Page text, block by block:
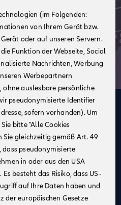
undstarke Marke
, da keine Agentur
(im Folgenden:
von Ihrem Gerät bzw.
oder auf unseren Servern.
Funktion der Webseite, Social
Nachrichten, Werbung
Werbepartnern
ohne auslesbare persönliche
pseudonymisierte Identifier
sofern vorhanden). Um
bitte "Alle Cookies
Sie gleichzeitig gemäß Art. 49
dass pseudonymisierte
in oder aus den USA
besteht das Risiko, dass US-
auf Ihre Daten haben und
der europäischen Gesetze